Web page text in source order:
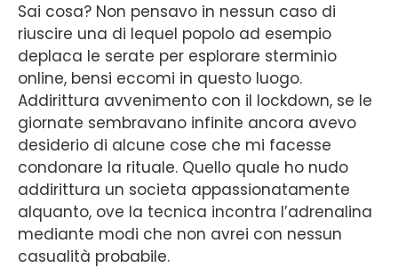
Sai cosa? Non pensavo in nessun caso di
riuscire una di lequel popolo ad esempio
deplaca le serate per esplorare sterminio
online, bensi eccomi in questo luogo.
Addirittura avvenimento con il lockdown, se le
giornate sembravano infinite ancora avevo
desiderio di alcune cose che mi facesse
condonare la rituale. Quello quale ho nudo
addirittura un societa appassionatamente
alquanto, ove la tecnica incontra l’adrenalina
mediante modi che non avrei con nessun
casualità probabile.